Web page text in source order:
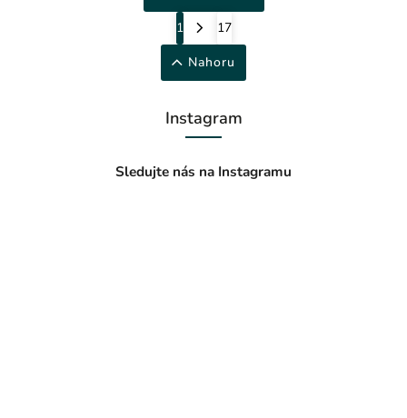
1
17
Nahoru
Instagram
Sledujte nás na Instagramu